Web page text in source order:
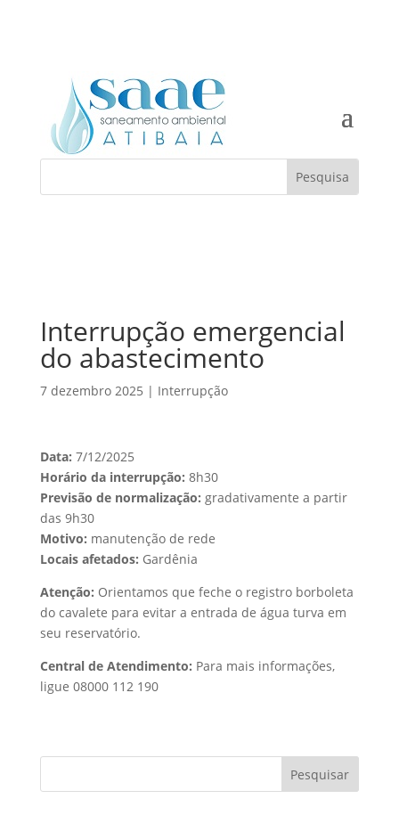
Interrupção emergencial
do abastecimento
7 dezembro 2025 | Interrupção
Data: 7/12/2025
Horário da interrupção: 8h30
Previsão de normalização: gradativamente a partir
das 9h30
Motivo: manutenção de rede
Locais afetados: Gardênia
Atenção: Orientamos que feche o registro borboleta
do cavalete para evitar a entrada de água turva em
seu reservatório.
Central de Atendimento: Para mais informações,
ligue 08000 112 190